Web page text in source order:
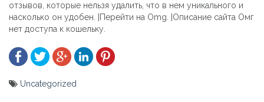
отзывов, которые нельзя удалить, что в нем уникального и
насколько он удобен. |Перейти на Omg. |Описание сайта Омг
нет доступа к кошельку.
Uncategorized